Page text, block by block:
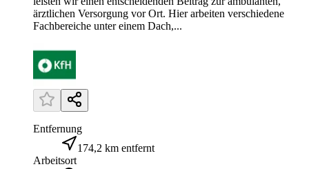
ärztlichen Versorgung vor Ort. Hier arbeiten verschiedene
Fachbereiche unter einem Dach,...
Entfernung
174,2 km entfernt
Arbeitsort